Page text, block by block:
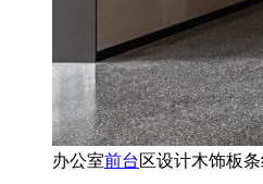
办公室前台 区设计木饰板